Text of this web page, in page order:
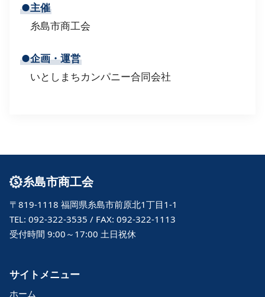
●主催
糸島市商工会
●企画・運営
いとしまちカンパニー合同会社
糸島市商工会
〒819-1118 福岡県糸島市前原北1丁目1-1
TEL: 092-322-3535 / FAX: 092-322-1113
受付時間 9:00～17:00 土日祝休
サイトメニュー
ホーム